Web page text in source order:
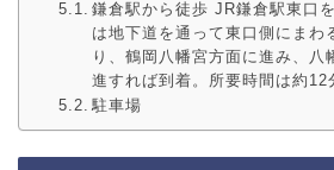
鎌倉駅から徒歩 JR鎌倉駅東口
は地下道を通って東口側にまわ
り、鶴岡八幡宮方面に進み、八
進すれば到着。所要時間は約12
駐車場